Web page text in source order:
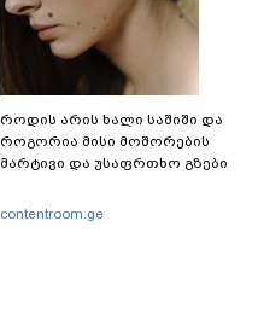
როდის არის ხალი საშიში და
როგორია მისი მოშორების
მარტივი და უსაფრთხო გზები
contentroom.ge